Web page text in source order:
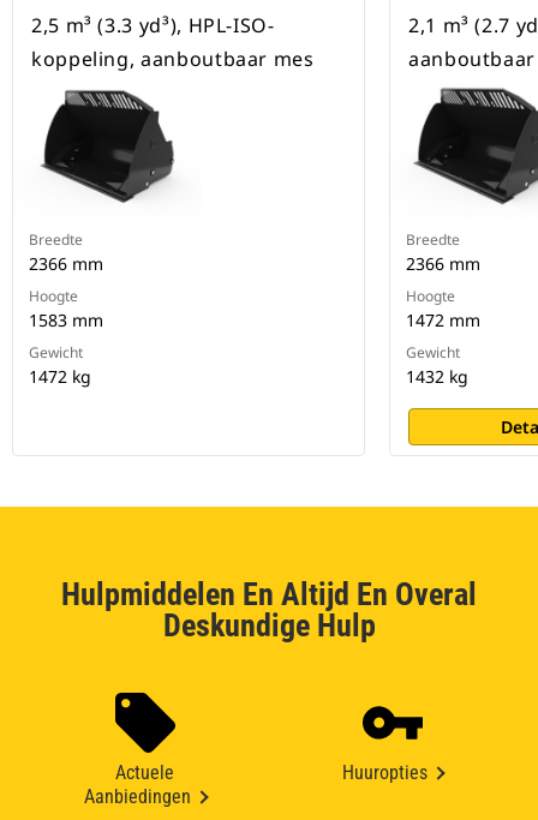
2,5 m³ (3.3 yd³), HPL-ISO-
koppeling, aanboutbaar mes
Breedte
2366 mm
Hoogte
1583 mm
Gewicht
1472 kg
2,1 m³ (2.7
Breedte
2366 mm
Hoogte
1472 mm
Gewicht
1432 kg
Hulpmiddelen En Altijd En Overal
Deskundige Hulp
Actuele
Aanbiedingen
Huuropties